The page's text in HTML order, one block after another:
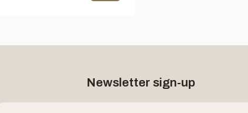
Newsletter sign-up